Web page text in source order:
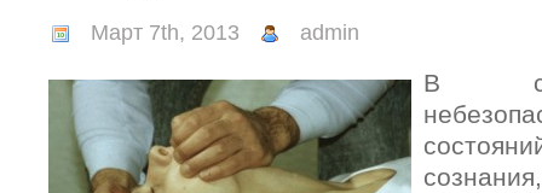
Март 7th, 2013 admin
В